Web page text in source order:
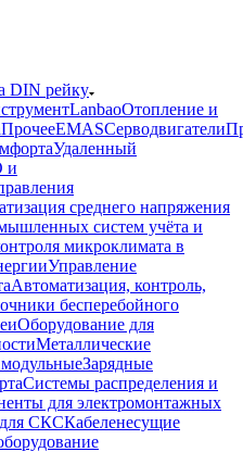
DIN рейку
LanbaoОтопление и
ПрочееEMASCерводвигатели
Удаленный
и
среднего напряжения
систем учёта и
микроклимата в
Управление
Автоматизация, контроль,
бесперебойного
Оборудование для
Металлические
Зарядные
Системы распределения и
для электромонтажных
для СКСКабеленесущие